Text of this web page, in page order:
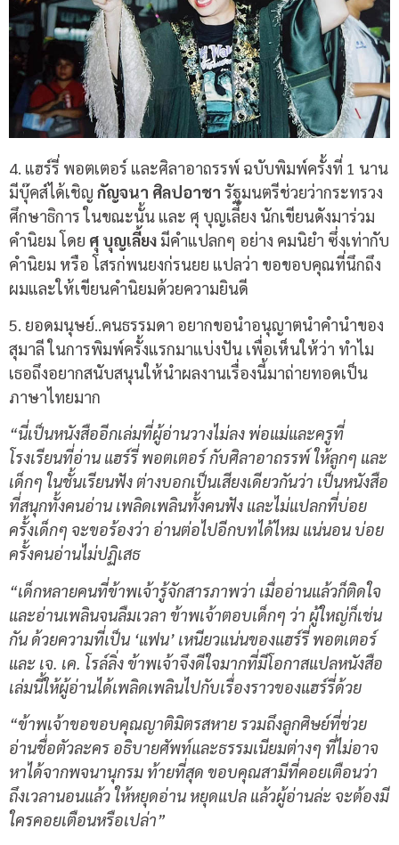
4. แฮร์รี่ พอตเตอร์ และศิลาอาถรรพ์ ฉบับพิมพ์ครั้งที่ 1 นาน
มีบุ๊คส์ได้เชิญ กัญจนา ศิลปอาชา รัฐมนตรีช่วยว่ากระทรวง
ศึกษาธิการ ในขณะนั้น และ ศุ บุญเลี้ยง นักเขียนดังมาร่วม
คำนิยม โดย ศุ บุญเลี้ยง มีคำแปลกๆ อย่าง คมนิยำ ซึ่งเท่ากับ
คำนิยม หรือ โสรก่พนยงก่รนยย แปลว่า ขอขอบคุณที่นึกถึง
ผมและให้เขียนคำนิยมด้วยความยินดี
5. ยอดมนุษย์..คนธรรมดา อยากขอนำอนุญาตนำคำนำของ
สุมาลี ในการพิมพ์ครั้งแรกมาแบ่งปัน เพื่อเห็นให้ว่า ทำไม
เธอถึงอยากสนับสนุนให้นำผลงานเรื่องนี้มาถ่ายทอดเป็น
ภาษาไทยมาก
“นี่เป็นหนังสืออีกเล่มที่ผู้อ่านวางไม่ลง พ่อแม่และครูที่
โรงเรียนที่อ่าน แฮร์รี่ พอตเตอร์ กับศิลาอาถรรพ์ ให้ลูกๆ และ
เด็กๆ ในชั้นเรียนฟัง ต่างบอกเป็นเสียงเดียวกันว่า เป็นหนังสือ
ที่สนุกทั้งคนอ่าน เพลิดเพลินทั้งคนฟัง และไม่แปลกที่บ่อย
ครั้งเด็กๆ จะขอร้องว่า อ่านต่อไปอีกบทได้ไหม แน่นอน บ่อย
ครั้งคนอ่านไม่ปฏิเสธ
“เด็กหลายคนที่ข้าพเจ้ารู้จักสารภาพว่า เมื่ออ่านแล้วก็ติดใจ
และอ่านเพลินจนลืมเวลา ข้าพเจ้าตอบเด็กๆ ว่า ผู้ใหญ่ก็เช่น
กัน ด้วยความที่เป็น ‘แฟน’ เหนียวแน่นของแฮร์รี่ พอตเตอร์
และ เจ. เค. โรล์ลิ่ง ข้าพเจ้าจึงดีใจมากที่มีโอกาสแปลหนังสือ
เล่มนี้ให้ผู้อ่านได้เพลิดเพลินไปกับเรื่องราวของแฮร์รี่ด้วย
“ข้าพเจ้าขอขอบคุณญาติมิตรสหาย รวมถึงลูกศิษย์ที่ช่วย
อ่านชื่อตัวละคร อธิบายศัพท์และธรรมเนียมต่างๆ ที่ไม่อาจ
หาได้จากพจนานุกรม ท้ายที่สุด ขอบคุณสามีที่คอยเตือนว่า
ถึงเวลานอนแล้ว ให้หยุดอ่าน หยุดแปล แล้วผู้อ่านล่ะ จะต้องมี
ใครคอยเตือนหรือเปล่า”